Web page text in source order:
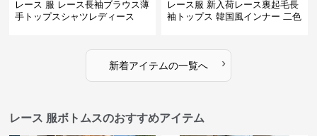
レース 服 レース長袖ブラウス薄
手トップスシャツレディース
レース服 新入荷レース裏起毛長
袖トップス 韓国風インナー 二色
新着アイテムの一覧へ ›
レース 服ボトムスのおすすめアイテム